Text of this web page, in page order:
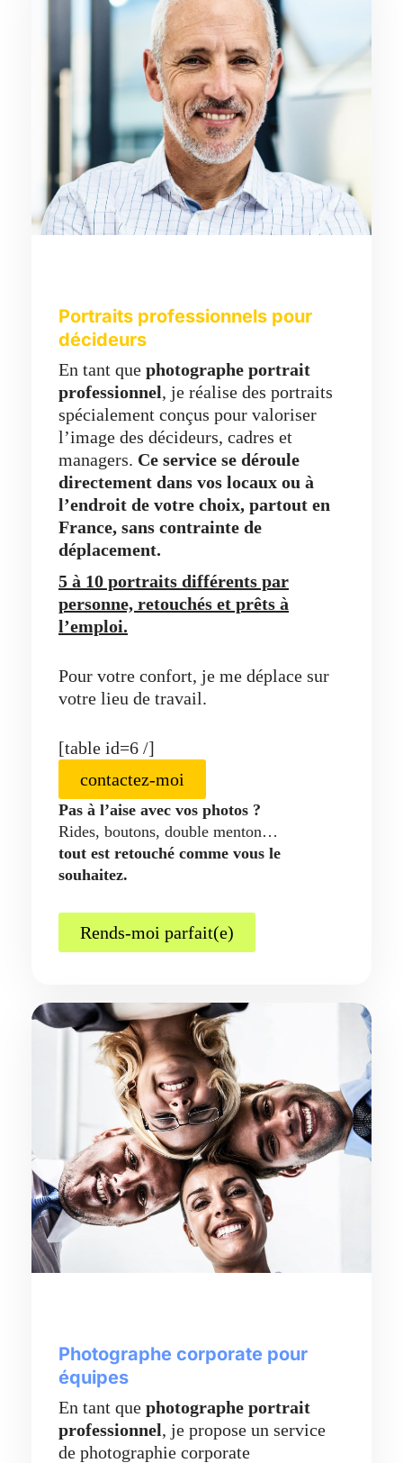
Portraits professionnels pour
décideurs
En tant que photographe portrait
professionnel, je réalise des portraits
spécialement conçus pour valoriser
l’image des décideurs, cadres et
managers. Ce service se déroule
directement dans vos locaux ou à
l’endroit de votre choix, partout en
France, sans contrainte de
déplacement.
5 à 10 portraits différents par
personne, retouchés et prêts à
l’emploi.
Pour votre confort, je me déplace sur
votre lieu de travail.
[table id=6 /]
contactez-moi
Pas à l’aise avec vos photos ?
Rides, boutons, double menton…
tout est retouché comme vous le
souhaitez.
Rends-moi parfait(e)
Photographe corporate pour
équipes
En tant que photographe portrait
professionnel, je propose un service
de photographie corporate